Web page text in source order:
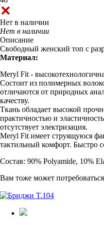
Нет в наличии
Нет в наличии
Описание
Свободный женский топ с
Материал:
Meryl Fit -
Состоит из полимерных
отличаются от природных
качеству.
Ткань обладает высокой
практичностью и
отсутствует электризация.
Meryl Fit имеет струящуюся
тактильный комфорт. Быстро
Состав: 90% Polyamide, 10%
Вам тоже может